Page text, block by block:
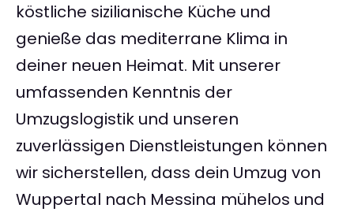
köstliche sizilianische Küche und
genieße das mediterrane Klima in
deiner neuen Heimat. Mit unserer
umfassenden Kenntnis der
Umzugslogistik und unseren
zuverlässigen Dienstleistungen können
wir sicherstellen, dass dein Umzug von
Wuppertal nach Messina mühelos und